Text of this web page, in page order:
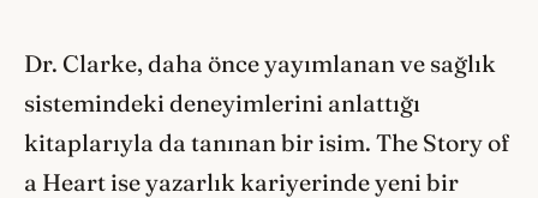
Dr. Clarke, daha önce yayımlanan ve sağlık
sistemindeki deneyimlerini anlattığı
kitaplarıyla da tanınan bir isim. The Story of
a Heart ise yazarlık kariyerinde yeni bir